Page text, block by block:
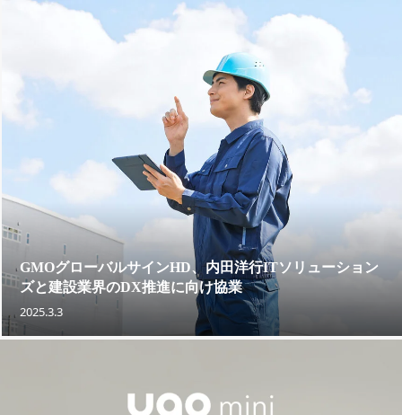
GMOグローバルサインHD、内田洋行ITソリューション
ズと建設業界のDX推進に向け協業
2025.3.3